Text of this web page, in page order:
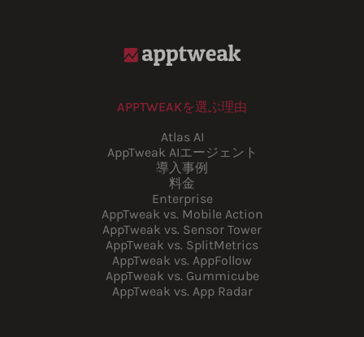
APPTWEAKを選ぶ理由
Atlas AI
AppTweak AIエージェント
導入事例
料金
Enterprise
AppTweak vs. Mobile Action
AppTweak vs. Sensor Tower
AppTweak vs. SplitMetrics
AppTweak vs. AppFollow
AppTweak vs. Gummicube
AppTweak vs. App Radar